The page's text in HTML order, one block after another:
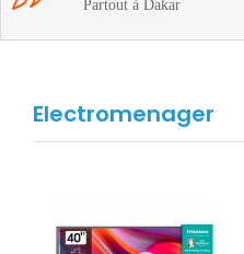
Partout à Dakar
Electromenager